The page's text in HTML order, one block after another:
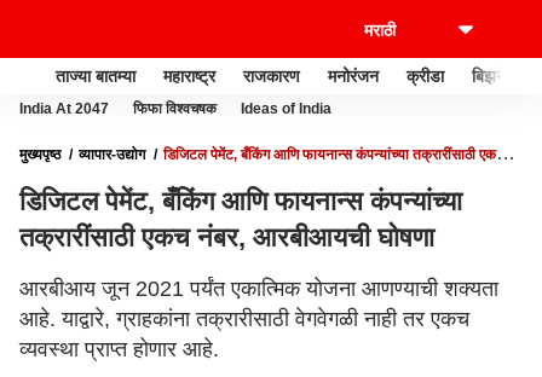
ताज्या बातम्या महाराष्ट्र राजकारण मनोरंजन क्रीडा बिझनेस
India At 2047 फिफा विश्वचषक Ideas of India
मुख्यपृष्ठ व्यापार-उद्योग
डिजिटल पेमेंट, बँकिंग आणि फायनान्स कंपन्यांच्या तक्रारींसाठी एकच
डिजिटल पेमेंट, बँकिंग आणि फायनान्स कंपन्यांच्या
तक्रारींसाठी एकच नंबर, आरबीआयची घोषणा
आरबीआय जून 2021 पर्यंत एकात्मिक योजना आणण्याची शक्यता
आहे. याद्वारे, ग्राहकांना तक्रारीसाठी वेगवेगळी नाही तर एकच
व्यवस्था प्राप्त होणार आहे.